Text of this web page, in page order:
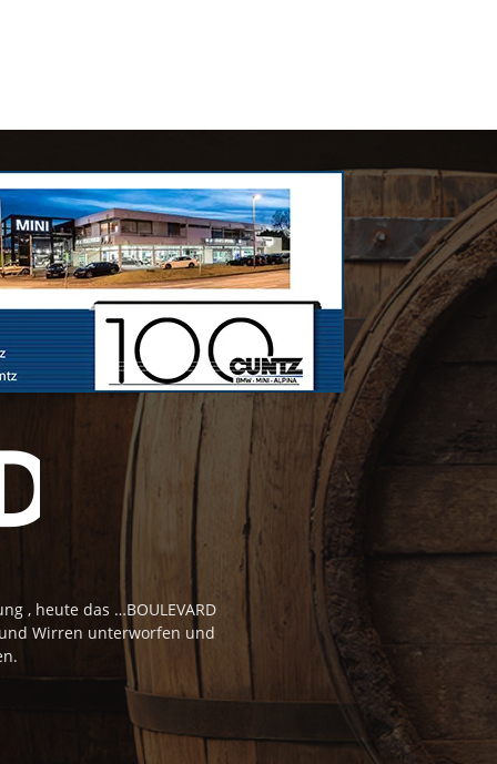
, heute das …BOULEVARD
Wirren unterworfen und